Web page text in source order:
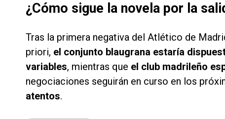
¿Cómo sigue la novela por la
Tras la primera negativa del Atlético de
priori, el conjunto blaugrana estaría
variables, mientras que el club madrileño
negociaciones seguirán en curso en los
atentos.